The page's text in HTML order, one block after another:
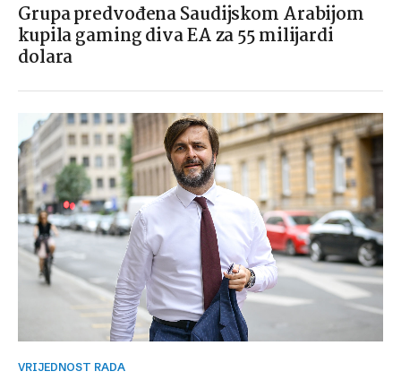
Grupa predvođena Saudijskom Arabijom
kupila gaming diva EA za 55 milijardi
dolara
VRIJEDNOST RADA